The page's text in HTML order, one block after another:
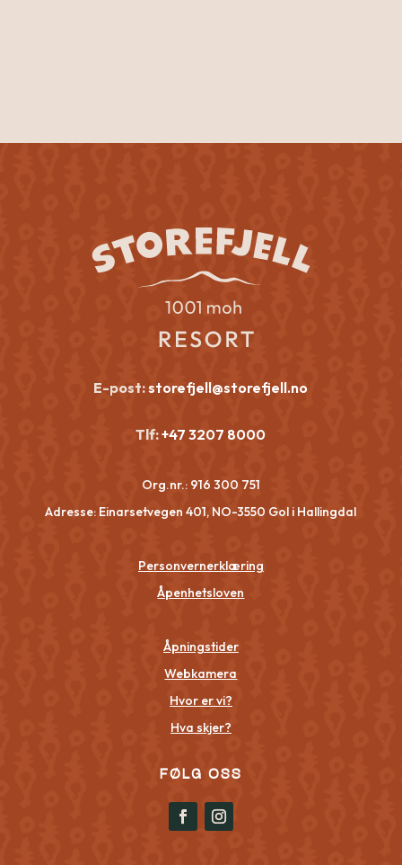
E-post:storefjell@storefjell.no
Tlf:+47 3207 8000
Org.nr.: 916 300 751
Adresse: Einarsetvegen 401, NO-3550 Gol i Hallingdal
Personvernerklæring
Åpenhetsloven
Åpningstider
Webkamera
Hvor er vi?
Hva skjer?
FØLG OSS